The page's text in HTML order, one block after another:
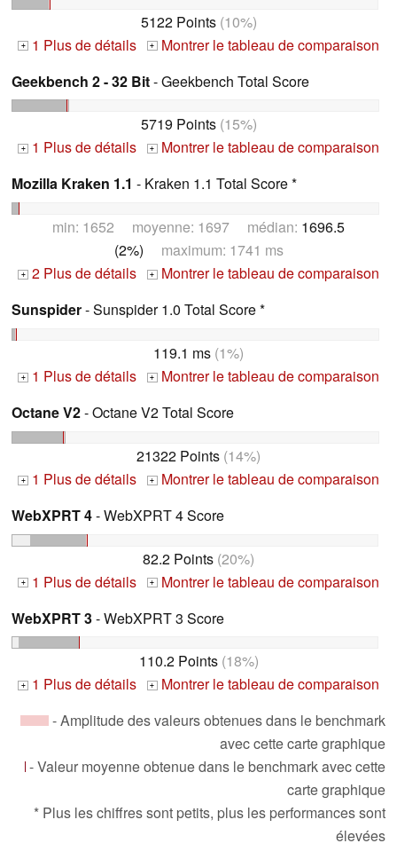
5122 Points(10%)
+ 1 Plus de détails + Montrer le tableau de comparaison
Geekbench 2 - 32 Bit- Geekbench Total Score
5719 Points(15%)
+ 1 Plus de détails + Montrer le tableau de comparaison
Mozilla Kraken 1.1 - Kraken 1.1 Total Score *
min: 1652 moyenne: 1697 médian: 1696.5
(2%) maximum: 1741 ms
+ 2 Plus de détails + Montrer le tableau de comparaison
Sunspider- Sunspider 1.0 Total Score *
119.1 ms (1%)
+ 1 Plus de détails + Montrer le tableau de comparaison
Octane V2- Octane V2 Total Score
21322 Points (14%)
+ 1 Plus de détails + Montrer le tableau de comparaison
WebXPRT 4- WebXPRT 4 Score
82.2 Points (20%)
+ 1 Plus de détails + Montrer le tableau de comparaison
WebXPRT 3- WebXPRT 3 Score
110.2 Points(18%)
+ 1 Plus de détails + Montrer le tableau de comparaison
- Amplitude des valeurs obtenues dans le benchmark
avec cette carte graphique
- Valeur moyenne obtenue dans le benchmark avec cette
carte graphique
* Plus les chiffres sont petits, plus les performances sont
élevées